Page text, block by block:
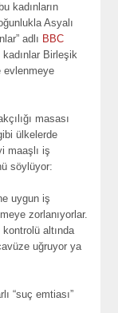
kadınların
Asyalı
adlı BBC
kadınlar Birleşik
evlenmeye
masası
ülkelerde
maaşlı iş
söylüyor:
uygun iş
zorlanıyorlar.
altında
uğruyor ya
“suç emtiası”